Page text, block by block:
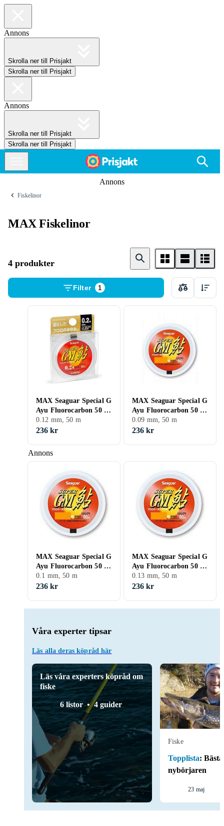
Annons
Skrolla ner till Prisjakt
Skrolla ner till Prisjakt
Annons
Skrolla ner till Prisjakt
Skrolla ner till Prisjakt
Annons
Fiskelinor
MAX Fiskelinor
4 produkter
Filter 1
Annons
Våra experter tipsar
Läs alla deras köpråd här
Läs våra experters köpråd om
fiske
6 listor 4 guider
Fiske
Topplista:
nybörjaren
23 maj
MAX Seaguar Special G
Ayu Fluorocarbon 50 M
Durchsichtig 0,117 mm
0.12 mm, 50 m
236 kr
MAX Seaguar Special G
Ayu Fluorocarbon 50 M
Durchsichtig 0,090 mm
0.09 mm, 50 m
236 kr
MAX Seaguar Special G
Ayu Fluorocarbon 50 M
Durchsichtig 0,104 mm
0.1 mm, 50 m
236 kr
MAX Seaguar Special G
Ayu Fluorocarbon 50 M
Durchsichtig 0,128 mm
0.13 mm, 50 m
236 kr